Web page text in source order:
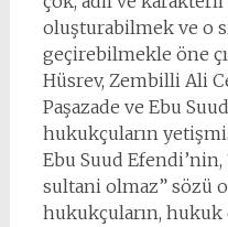
oluşturabilmek ve o
geçirebilmekle öne
Hüsrev, Zembilli Ali
Paşazade ve Ebu
hukukçuların
Ebu Suud
sultani olmaz” sözü
hukukçuların,